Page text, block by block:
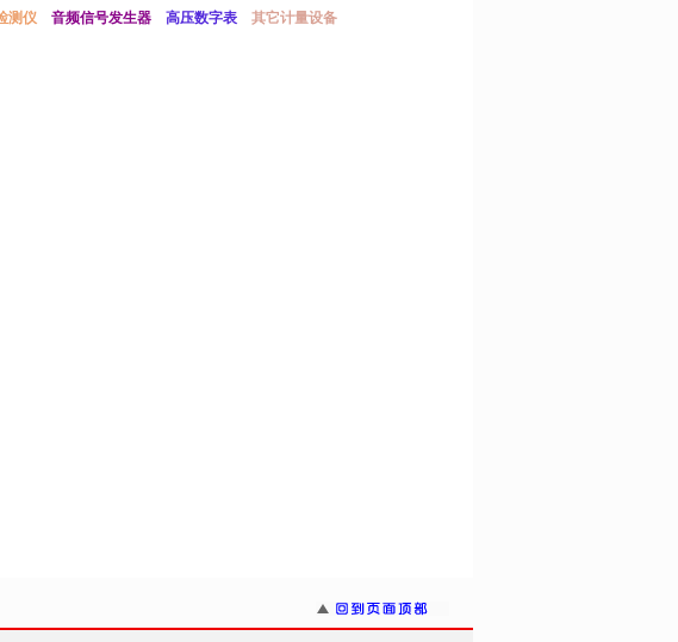
测仪 音频信号发生器 高压数字表 其它计量设备